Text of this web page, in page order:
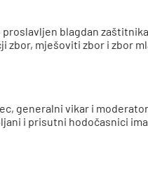
blagdan
zbor, mješoviti zbor i zbor
generalni vikar i moderator
i prisutni hodočasnici